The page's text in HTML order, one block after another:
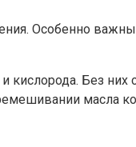
Особенно
Без них
масла